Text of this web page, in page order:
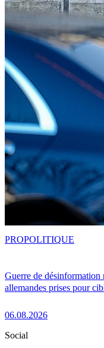
Guerre de désinformation
allemandes prises pour
06.08.2026
PROPOLITIQUE
Social